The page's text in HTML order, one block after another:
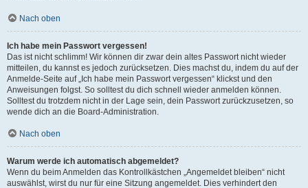
Nach oben
Ich habe mein Passwort vergessen!
Das ist nicht schlimm! Wir können dir zwar dein altes Passwort nicht wieder
mitteilen, du kannst es jedoch zurücksetzen. Dies machst du, indem du auf der
Anmelde-Seite auf „Ich habe mein Passwort vergessen“ klickst und den
Anweisungen folgst. So solltest du dich schnell wieder anmelden können.
Solltest du trotzdem nicht in der Lage sein, dein Passwort zurückzusetzen, so
wende dich an die Board-Administration.
Nach oben
Warum werde ich automatisch abgemeldet?
Wenn du beim Anmelden das Kontrollkästchen „Angemeldet bleiben“ nicht
auswählst, wirst du nur für eine Sitzung angemeldet. Dies verhindert den